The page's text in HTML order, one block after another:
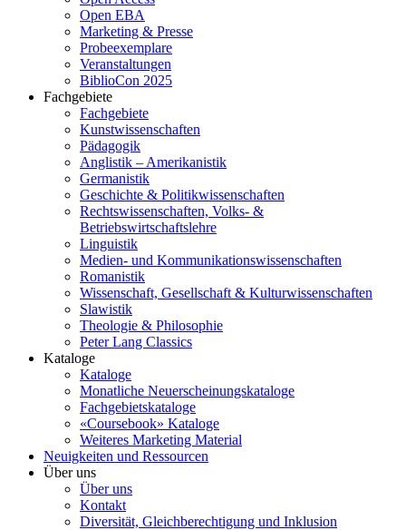
Open EBA
Marketing & Presse
Probeexemplare
Veranstaltungen
BiblioCon 2025
Fachgebiete
Fachgebiete
Kunstwissenschaften
Pädagogik
Anglistik – Amerikanistik
Germanistik
Geschichte & Politikwissenschaften
Rechtswissenschaften, Volks- &
Betriebswirtschaftslehre
Linguistik
Medien- und Kommunikationswissenschaften
Romanistik
Wissenschaft, Gesellschaft & Kulturwissenschaften
Slawistik
Theologie & Philosophie
Peter Lang Classics
Kataloge
Kataloge
Monatliche Neuerscheinungskataloge
Fachgebietskataloge
«Coursebook» Kataloge
Weiteres Marketing Material
Neuigkeiten und Ressourcen
Über uns
Über uns
Kontakt
Diversität, Gleichberechtigung und Inklusion